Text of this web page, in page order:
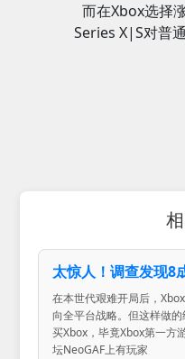
而在Xbox选择
Series X|S对普
太惊人！调查发现8
在本世代艰难开局后，
向全平台战略。但这样做
买Xbox，毕竟Xbox第一方
坛NeoGAF上有玩家